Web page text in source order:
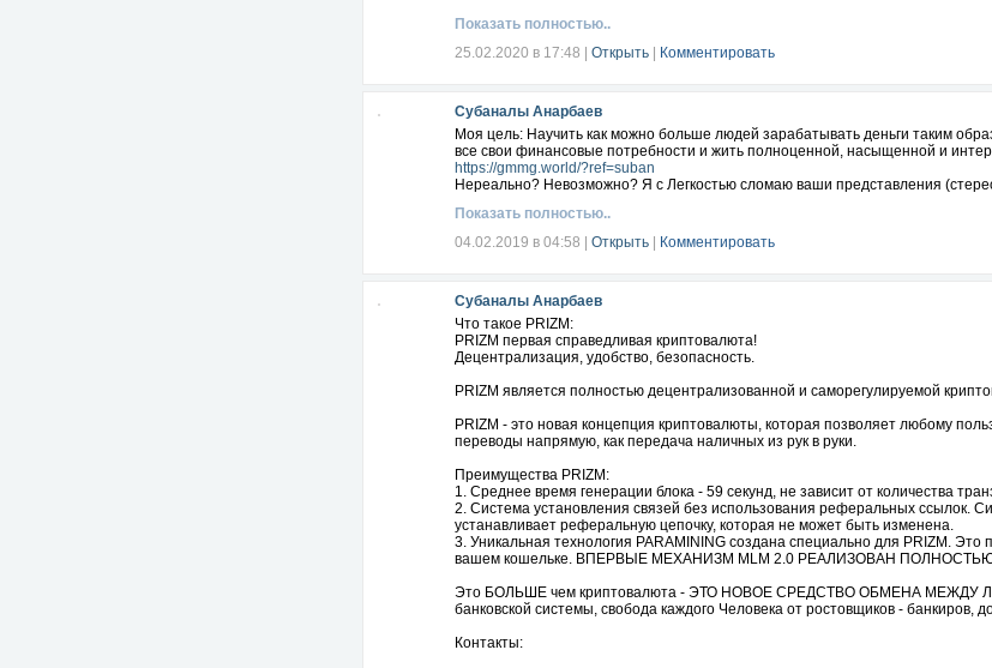
Показать полностью..
25.02.2020 в 17:48
Открыть Комментировать
Субаналы Анарбаев
Моя цель: Научить как можно больше людей зарабатывать деньги таким
все свои финансовые потребности и жить полноценной, насыщенной и
https://gmmg.world/?ref=suban
Нереально? Невозможно? Я с Легкостью сломаю ваши представления
Показать полностью..
04.02.2019 в 04:58
Открыть Комментировать
Субаналы Анарбаев
Что такое PRIZM:
PRIZM первая справедливая криптовалюта!
Децентрализация, удобство, безопасность.
PRIZM является полностью децентрализованной и саморегулируемой
PRIZM - это новая концепция криптовалюты, которая позволяет любому
переводы напрямую, как передача наличных из рук в руки.
Преимущества PRIZM:
1. Среднее время генерации блока - 59 секунд, не зависит от количества
2. Система установления связей без использования реферальных ссылок.
устанавливает реферальную цепочку, которая не может быть изменена.
3. Уникальная технология PARAMINING создана специально для PRIZM. Это
вашем кошельке. ВПЕРВЫЕ МЕХАНИЗМ MLM 2.0 РЕАЛИЗОВАН
Это БОЛЬШЕ чем криптовалюта - ЭТО НОВОЕ СРЕДСТВО ОБМЕНА МЕЖДУ
банковской системы, свобода каждого Человека от ростовщиков - банкиров,
Контакты: